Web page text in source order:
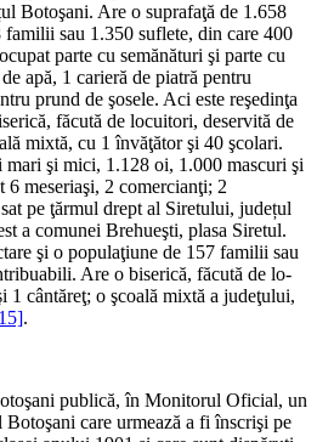
Botoşani. Are o suprafaţă de 1.658
sau 1.350 suflete, din care 400
parte cu semănături şi parte cu
apă, 1 carieră de piatră pentru
prund de şosele. Aci este reşedinţa
făcută de lo­cuitori, deservită de
mixtă, cu 1 învăţător şi 40 şcolari.
şi mici, 1.128 oi, 1.000 mascuri şi
6 meseriaşi, 2 comer­cianţi; 2
pe ţărmul drept al Siretului, județul
a comunei Brehueşti, plasa Siretul.
şi o populaţiune de 157 familii sau
Are o biserică, făcută de lo­
1 cântăreţ; o şcoală mixtă a ju­deţului,
.
publică, în Monitorul Oficial, un
care urmează a fi înscrişi pe